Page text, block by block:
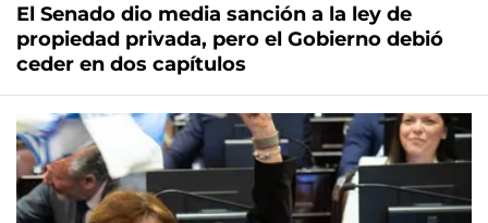
El Senado dio media sanción a la ley de
propiedad privada, pero el Gobierno debió
ceder en dos capítulos